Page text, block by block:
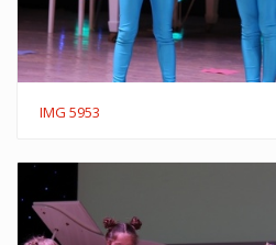
IMG 5953